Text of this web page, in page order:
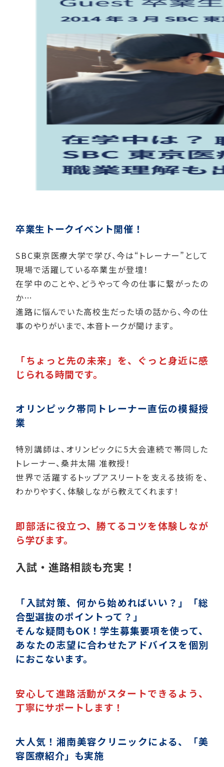
卒業生トークイベント開催！
SBC東京医療大学で学び、今は“トレーナー”として
現場で活躍している卒業生が登壇！
在学中のことや、どうやって今の仕事に繋がったの
か…
進路に悩んでいた高校生だった頃の話から、今の仕
事のやりがいまで、本音トークが聞けます。
「ちょっと先の未来」を、ぐっと身近に感
じられる時間です。
オリンピック帯同トレーナー直伝の模擬授
業
特別講師は、オリンピックに5大会連続で帯同した
トレーナー、桑井太陽 准教授！
世界で活躍するトップアスリートを支える技術を、
わかりやすく、体験しながら教えてくれます！
即部活に役立つ、勝てるコツを体験しなが
ら学びます。
入試・進路相談も充実！
「入試対策、何から始めればいい？」「総
合型選抜のポイントって？」
そんな疑問もOK！学生募集要項を使って、
あなたの志望に合わせたアドバイスを個別
におこないます。
安心して進路活動がスタートできるよう、
丁寧にサポートします！
大人気！湘南美容クリニックによる、「美
容医療紹介」も実施